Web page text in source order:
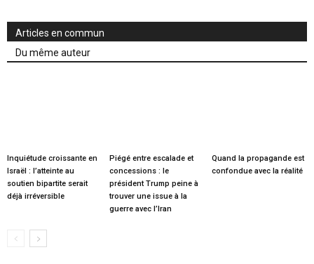
Articles en commun
Du même auteur
Inquiétude croissante en
Israël : l’atteinte au
soutien bipartite serait
déjà irréversible
Piégé entre escalade et
concessions : le
président Trump peine à
trouver une issue à la
guerre avec l’Iran
Quand la propagande est
confondue avec la réalité